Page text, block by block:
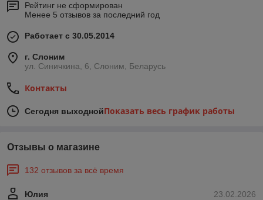
Рейтинг не сформирован
Менее 5 отзывов за последний год
Работает с 30.05.2014
г. Слоним
ул. Синичкина, 6, Слоним, Беларусь
Контакты
Сегодня выходнойПоказать весь график работы
Отзывы о магазине
132 отзывов за всё время
23.02.2026
Юлия